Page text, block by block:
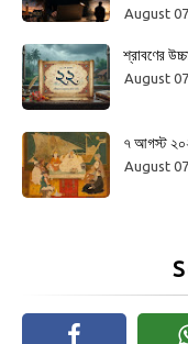
August
শ্রাবণের
August
৭ আগস্ট
August